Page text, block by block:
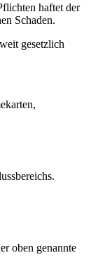
haftet der
Schaden.
gesetzlich
oben genannte